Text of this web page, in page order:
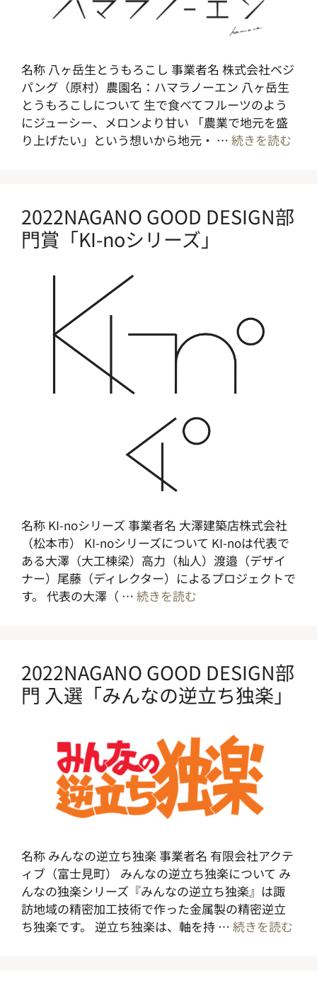
名称 八ヶ岳生とうもろこし 事業者名 株式会社ベジ
パング（原村）農園名：ハマラノーエン 八ヶ岳生
とうもろこしについて 生で食べてフルーツのよう
にジューシー、メロンより甘い 「農業で地元を盛
り上げたい」という想いから地元・ … 続きを読む
2022NAGANO GOOD DESIGN部
門賞「KI-noシリーズ」
名称 KI-noシリーズ 事業者名 大澤建築店株式会社
（松本市） KI-noシリーズについて KI-noは代表で
ある大澤（大工棟梁）高力（杣人）渡邉（デザイ
ナー）尾藤（ディレクター）によるプロジェクトで
す。 代表の大澤（ … 続きを読む
2022NAGANO GOOD DESIGN部
門 入選「みんなの逆立ち独楽」
名称 みんなの逆立ち独楽 事業者名 有限会社アクテ
ィブ（富士見町） みんなの逆立ち独楽について み
んなの独楽シリーズ『みんなの逆立ち独楽』は諏
訪地域の精密加工技術で作った金属製の精密逆立
ち独楽です。 逆立ち独楽は、軸を持 … 続きを読む